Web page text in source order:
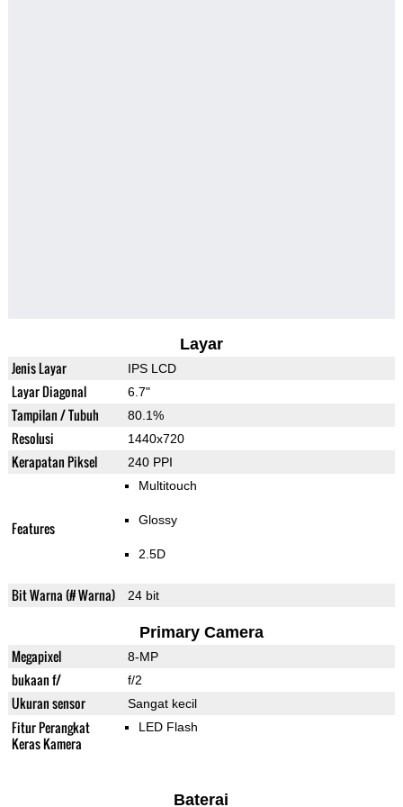
Layar
Jenis Layar IPS LCD
Layar Diagonal 6.7"
Tampilan / Tubuh 80.1%
Resolusi 1440x720
Kerapatan Piksel 240 PPI
Features
Multitouch
Glossy
2.5D
Bit Warna (# Warna) 24 bit
Primary Camera
Megapixel 8-MP
bukaan f/ f/2
Ukuran sensor Sangat kecil
Fitur Perangkat
Keras Kamera
LED Flash
Baterai